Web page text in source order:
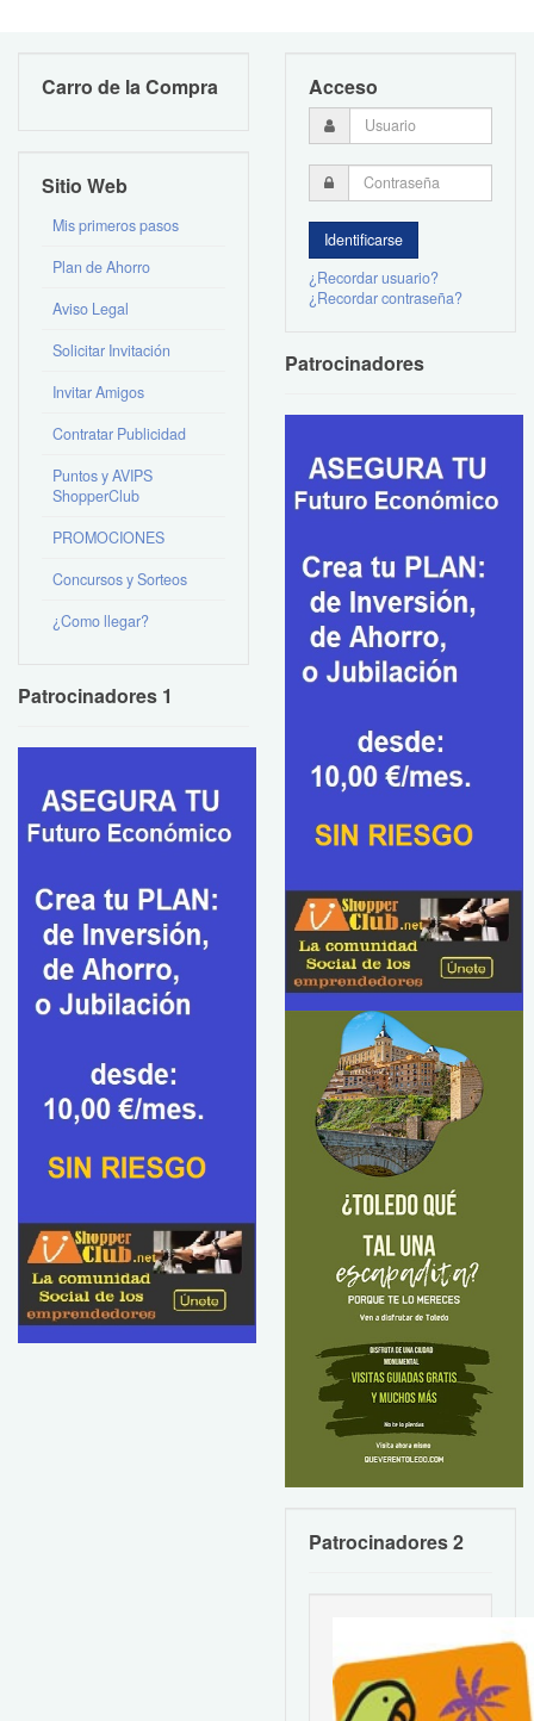
Carro de la Compra
Sitio Web
Mis primeros pasos
Plan de Ahorro
Aviso Legal
Solicitar Invitación
Invitar Amigos
Contratar Publicidad
Puntos y AVIPS
ShopperClub
PROMOCIONES
Concursos y Sorteos
¿Como llegar?
Patrocinadores 1
Acceso
¿Recordar usuario?
¿Recordar contraseña?
Patrocinadores
Patrocinadores 2